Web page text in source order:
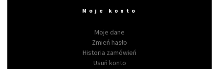
Moje konto
Moje dane
Zmień hasło
Historia zamówień
Usuń konto